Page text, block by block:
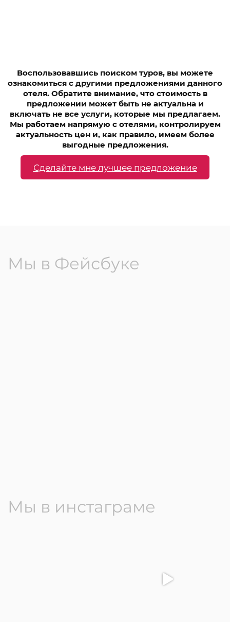
Воспользовавшись поиском туров, вы можете
ознакомиться с другими предложениями данного
отеля. Обратите внимание, что стоимость в
предложении может быть не актуальна и
включать не все услуги, которые мы предлагаем.
Мы работаем напрямую с отелями, контролируем
актуальность цен и, как правило, имеем более
выгодные предложения.
Сделайте мне лучшее предложение
Мы в Фейсбуке
Мы в инстаграме